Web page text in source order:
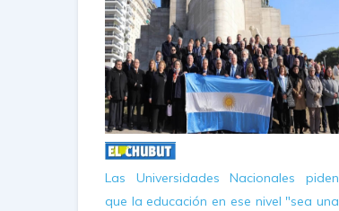
Las Universidades Nacionales piden
que la educación en ese nivel "sea una